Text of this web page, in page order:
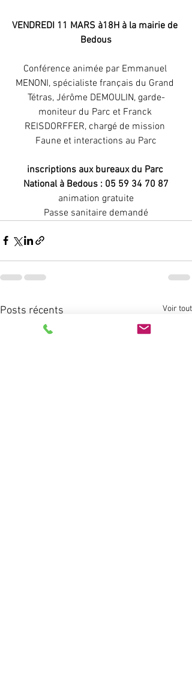
VENDREDI 11 MARS à18H à la mairie de
Bedous
Conférence animée par Emmanuel
MENONI, spécialiste français du Grand
Tétras, Jérôme DEMOULIN, garde-
moniteur du Parc et Franck
REISDORFFER, chargé de mission
Faune et interactions au Parc
inscriptions aux bureaux du Parc
National à Bedous : 05 59 34 70 87
animation gratuite
Passe sanitaire demandé
Posts récents Voir tout